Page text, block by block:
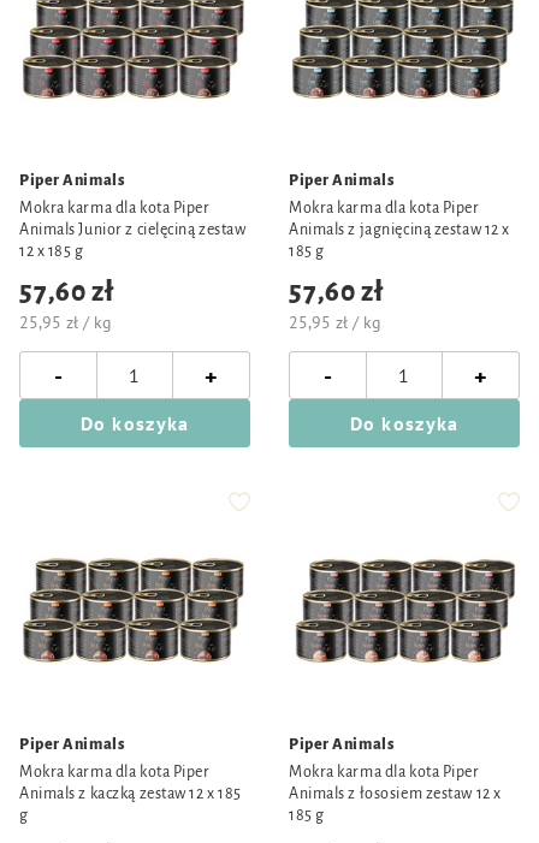
Piper Animals
Mokra karma dla kota Piper
Animals Junior z cielęciną zestaw
12 x 185 g
57,60 zł
25,95 zł / kg
- +
Do koszyka
Piper Animals
Mokra karma dla kota Piper
Animals z jagnięciną zestaw 12 x
185 g
57,60 zł
25,95 zł / kg
- +
Do koszyka
Piper Animals
Mokra karma dla kota Piper
Animals z kaczką zestaw 12 x 185
g
Piper Animals
Mokra karma dla kota Piper
Animals z łososiem zestaw 12 x
185 g